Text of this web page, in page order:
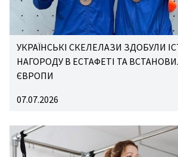
УКРАЇНСЬКІ СКЕЛЕЛАЗИ ЗДОБУЛИ
НАГОРОДУ В ЕСТАФЕТІ ТА
ЄВРОПИ
07.07.2026